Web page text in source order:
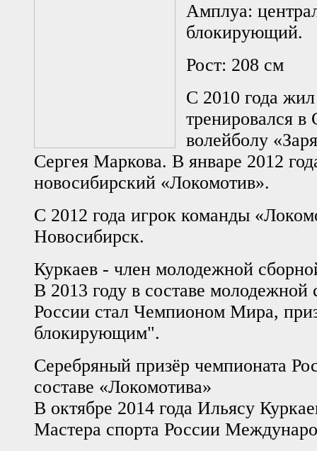
Амплуа:
блокирующий.
Рост: 208 см
С 2010 года
волейболу
Сергея Маркова. В январе 2012
новосибирский «Локомотив».
С 2012 года игрок команды
Новосибирск.
Куркаев - член молодежной
В 2013 году в составе
России стал Чемпионом Мира,
блокирующим".
Серебряный призёр чемпионата
составе «Локомотива»
В октябре 2014 года Ильясу
Мастера спорта России